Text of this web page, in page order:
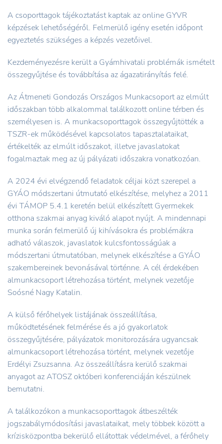
A csoporttagok tájékoztatást kaptak az online GYVR
képzések lehetőségéről. Felmerülő igény esetén időpont
egyeztetés szükséges a képzés vezetőivel.
Kezdeményezésre került a Gyámhivatali problémák ismételt
összegyűjtése és továbbítása az ágazatirányítás felé.
Az Átmeneti Gondozás Országos Munkacsoport az elmúlt
időszakban több alkalommal találkozott online térben és
személyesen is. A munkacsoporttagok összegyűjtötték a
TSZR-ek működésével kapcsolatos tapasztalataikat,
értékelték az elmúlt időszakot, illetve javaslatokat
fogalmaztak meg az új pályázati időszakra vonatkozóan.
A 2024 évi elvégzendő feladatok céljai közt szerepel a
GYÁO módszertani útmutató elkészítése, melyhez a 2011
évi TÁMOP 5.4.1 keretén belül elkészített Gyermekek
otthona szakmai anyag kiváló alapot nyújt. A mindennapi
munka során felmerülő új kihívásokra és problémákra
adható válaszok, javaslatok kulcsfontosságúak a
módszertani útmutatóban, melynek elkészítése a GYÁO
szakembereinek bevonásával történne. A cél érdekében
almunkacsoport létrehozása történt, melynek vezetője
Soósné Nagy Katalin.
A külső férőhelyek listájának összeállítása,
működtetésének felmérése és a jó gyakorlatok
összegyűjtésére, pályázatok monitorozására ugyancsak
almunkacsoport létrehozása történt, melynek vezetője
Erdélyi Zsuzsanna. Az összeállításra kerülő szakmai
anyagot az ATOSZ októberi konferenciáján készülnek
bemutatni.
A találkozókon a munkacsoporttagok átbeszélték
jogszabálymódosítási javaslataikat, mely többek között a
krízisközpontba bekerülő ellátottak védelmével, a férőhely